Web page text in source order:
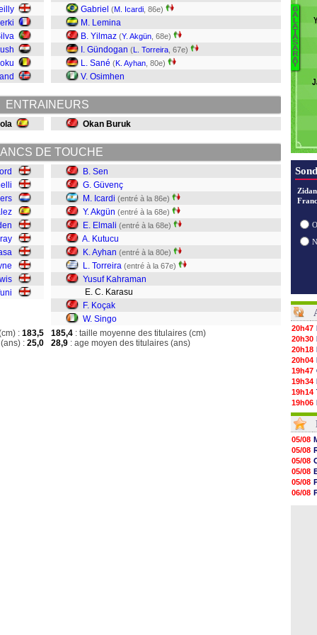
Gabriel (M. Icardi , 86e)
M. Lemina
B. Yilmaz (Y. Akgün , 68e)
I. Gündogan (L. Torreira , 67e)
L. Sané (K. Ayhan , 80e)
V. Osimhen
ENTRAINEURS
Okan Buruk
DE TOUCHE
B. Sen
G. Güvenç
M. Icardi (entré à la 86e)
Y. Akgün (entré à la 68e)
E. Elmali (entré à la 68e)
A. Kutucu
K. Ayhan (entré à la 80e)
L. Torreira (entré à la 67e)
Yusuf Kahraman
E. C. Karasu
F. Koçak
W. Singo
: 183,5
: 25,0
185,4 : taille moyenne des titulaires (cm)
28,9 : age moyen des titulaires (ans)
G
A
L
A
T
A
S
A
R
A
Y
20h47
20h30
20h18
20h04
19h47
19h34
19h14
19h06
18h50
18h30
18h20
17h58
17h47
17h34
17h22
17h10
16h59
05/08
05/08
05/08
05/08
05/08
06/08